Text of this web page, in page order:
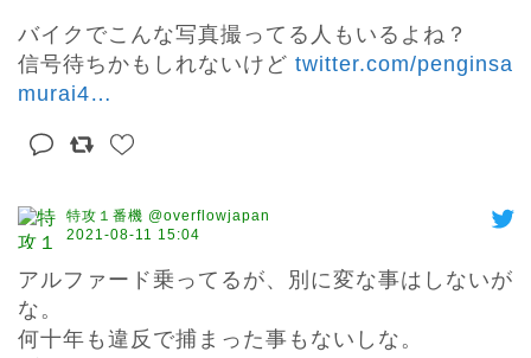
バイクでこんな写真撮ってる人もいるよね？
信号待ちかもしれないけど twitter.com/penginsa
murai4…
特攻１番機 @overflowjapan
2021-08-11 15:04
アルファード乗ってるが、別に変な事はしないが
な。
何十年も違反で捕まった事もないしな。